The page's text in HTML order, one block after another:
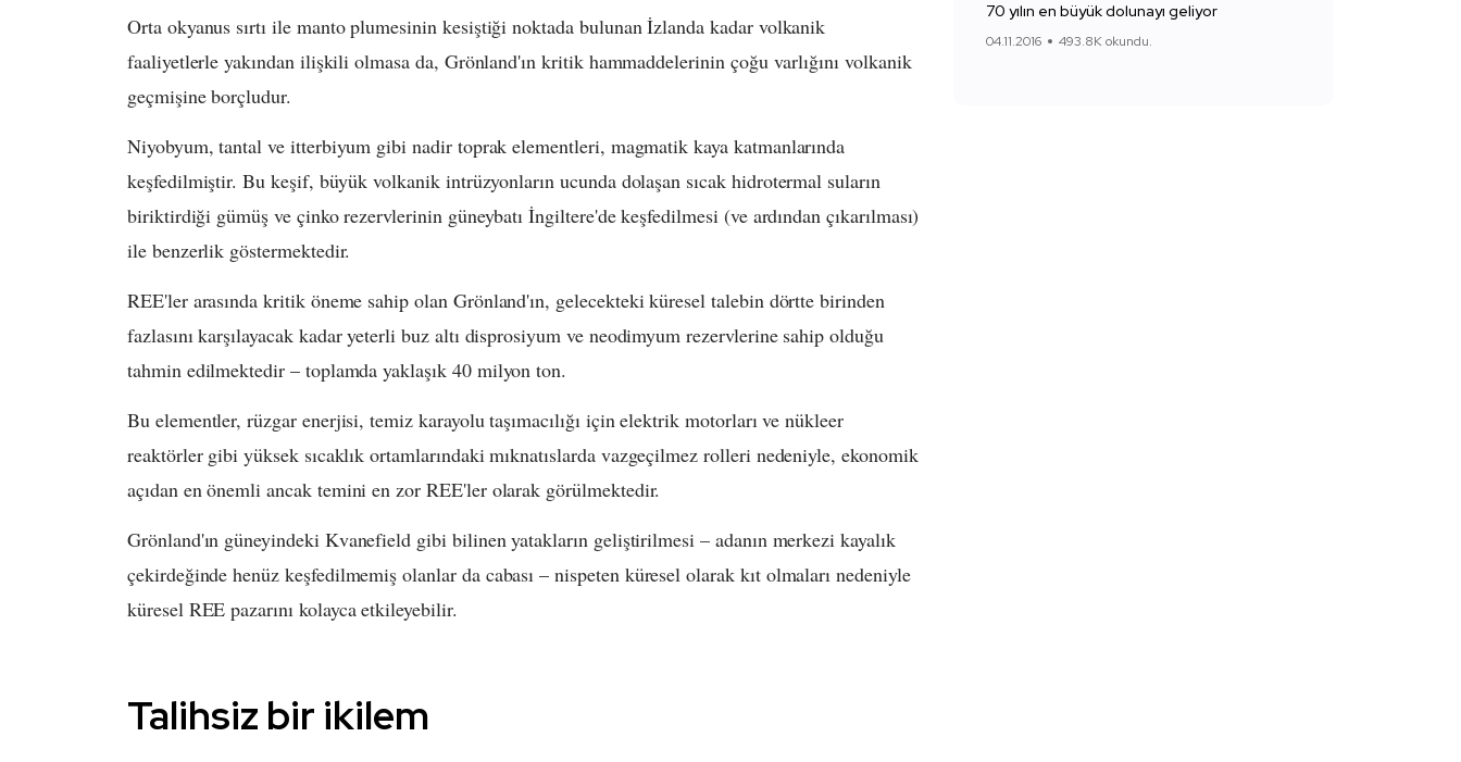
Orta okyanus sırtı ile manto plumesinin kesiştiği noktada bulunan İzlanda kadar volkanik
faaliyetlerle yakından ilişkili olmasa da, Grönland'ın kritik hammaddelerinin çoğu varlığını volkanik
geçmişine borçludur.
Niyobyum, tantal ve itterbiyum gibi nadir toprak elementleri, magmatik kaya katmanlarında
keşfedilmiştir. Bu keşif, büyük volkanik intrüzyonların ucunda dolaşan sıcak hidrotermal suların
biriktirdiği gümüş ve çinko rezervlerinin güneybatı İngiltere'de keşfedilmesi (ve ardından çıkarılması)
ile benzerlik göstermektedir.
REE'ler arasında kritik öneme sahip olan Grönland'ın, gelecekteki küresel talebin dörtte birinden
fazlasını karşılayacak kadar yeterli buz altı disprosiyum ve neodimyum rezervlerine sahip olduğu
tahmin edilmektedir – toplamda yaklaşık 40 milyon ton.
Bu elementler, rüzgar enerjisi, temiz karayolu taşımacılığı için elektrik motorları ve nükleer
reaktörler gibi yüksek sıcaklık ortamlarındaki mıknatıslarda vazgeçilmez rolleri nedeniyle, ekonomik
açıdan en önemli ancak temini en zor REE'ler olarak görülmektedir.
Grönland'ın güneyindeki Kvanefield gibi bilinen yatakların geliştirilmesi – adanın merkezi kayalık
çekirdeğinde henüz keşfedilmemiş olanlar da cabası – nispeten küresel olarak kıt olmaları nedeniyle
küresel REE pazarını kolayca etkileyebilir.
Talihsiz bir ikilem
70 yılın en büyük dolunayı geliyor
04.11.2016 493.8K okundu.